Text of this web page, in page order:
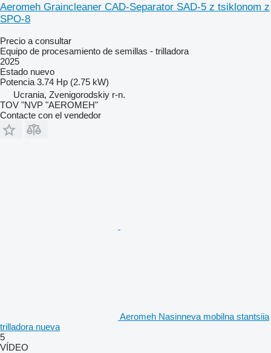
Aeromeh Graincleaner CAD-Separator SAD-5 z tsiklonom z
SPO-8
Precio a consultar
Equipo de procesamiento de semillas - trilladora
2025
Estado nuevo
Potencia 3.74 Hp (2.75 kW)
Ucrania, Zvenigorodskiy r-n.
TOV "NVP "AEROMEH"
Contacte con el vendedor
Aeromeh Nasinneva mobilna stantsiia
trilladora nueva
5
VÍDEO